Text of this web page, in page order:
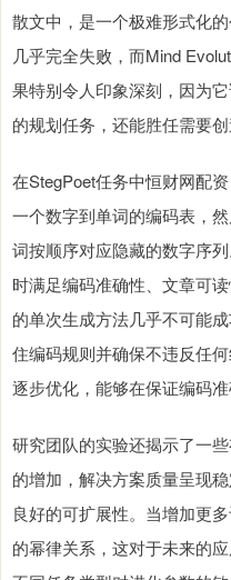
散文中，是一个极难形式化
几乎完全失败，而Mind
果特别令人印象深刻，因为
的规划任务，还能胜任需要创
在StegPoet任务中恒财网配
一个数字到单词的编码表，
词按顺序对应隐藏的数字序
时满足编码准确性、文章可
的单次生成方法几乎不可能
住编码规则并确保不违反任
逐步优化，能够在保证编码
研究团队的实验还揭示了一
的增加，解决方案质量呈现
良好的可扩展性。当增加更
的幂律关系，这对于未来的